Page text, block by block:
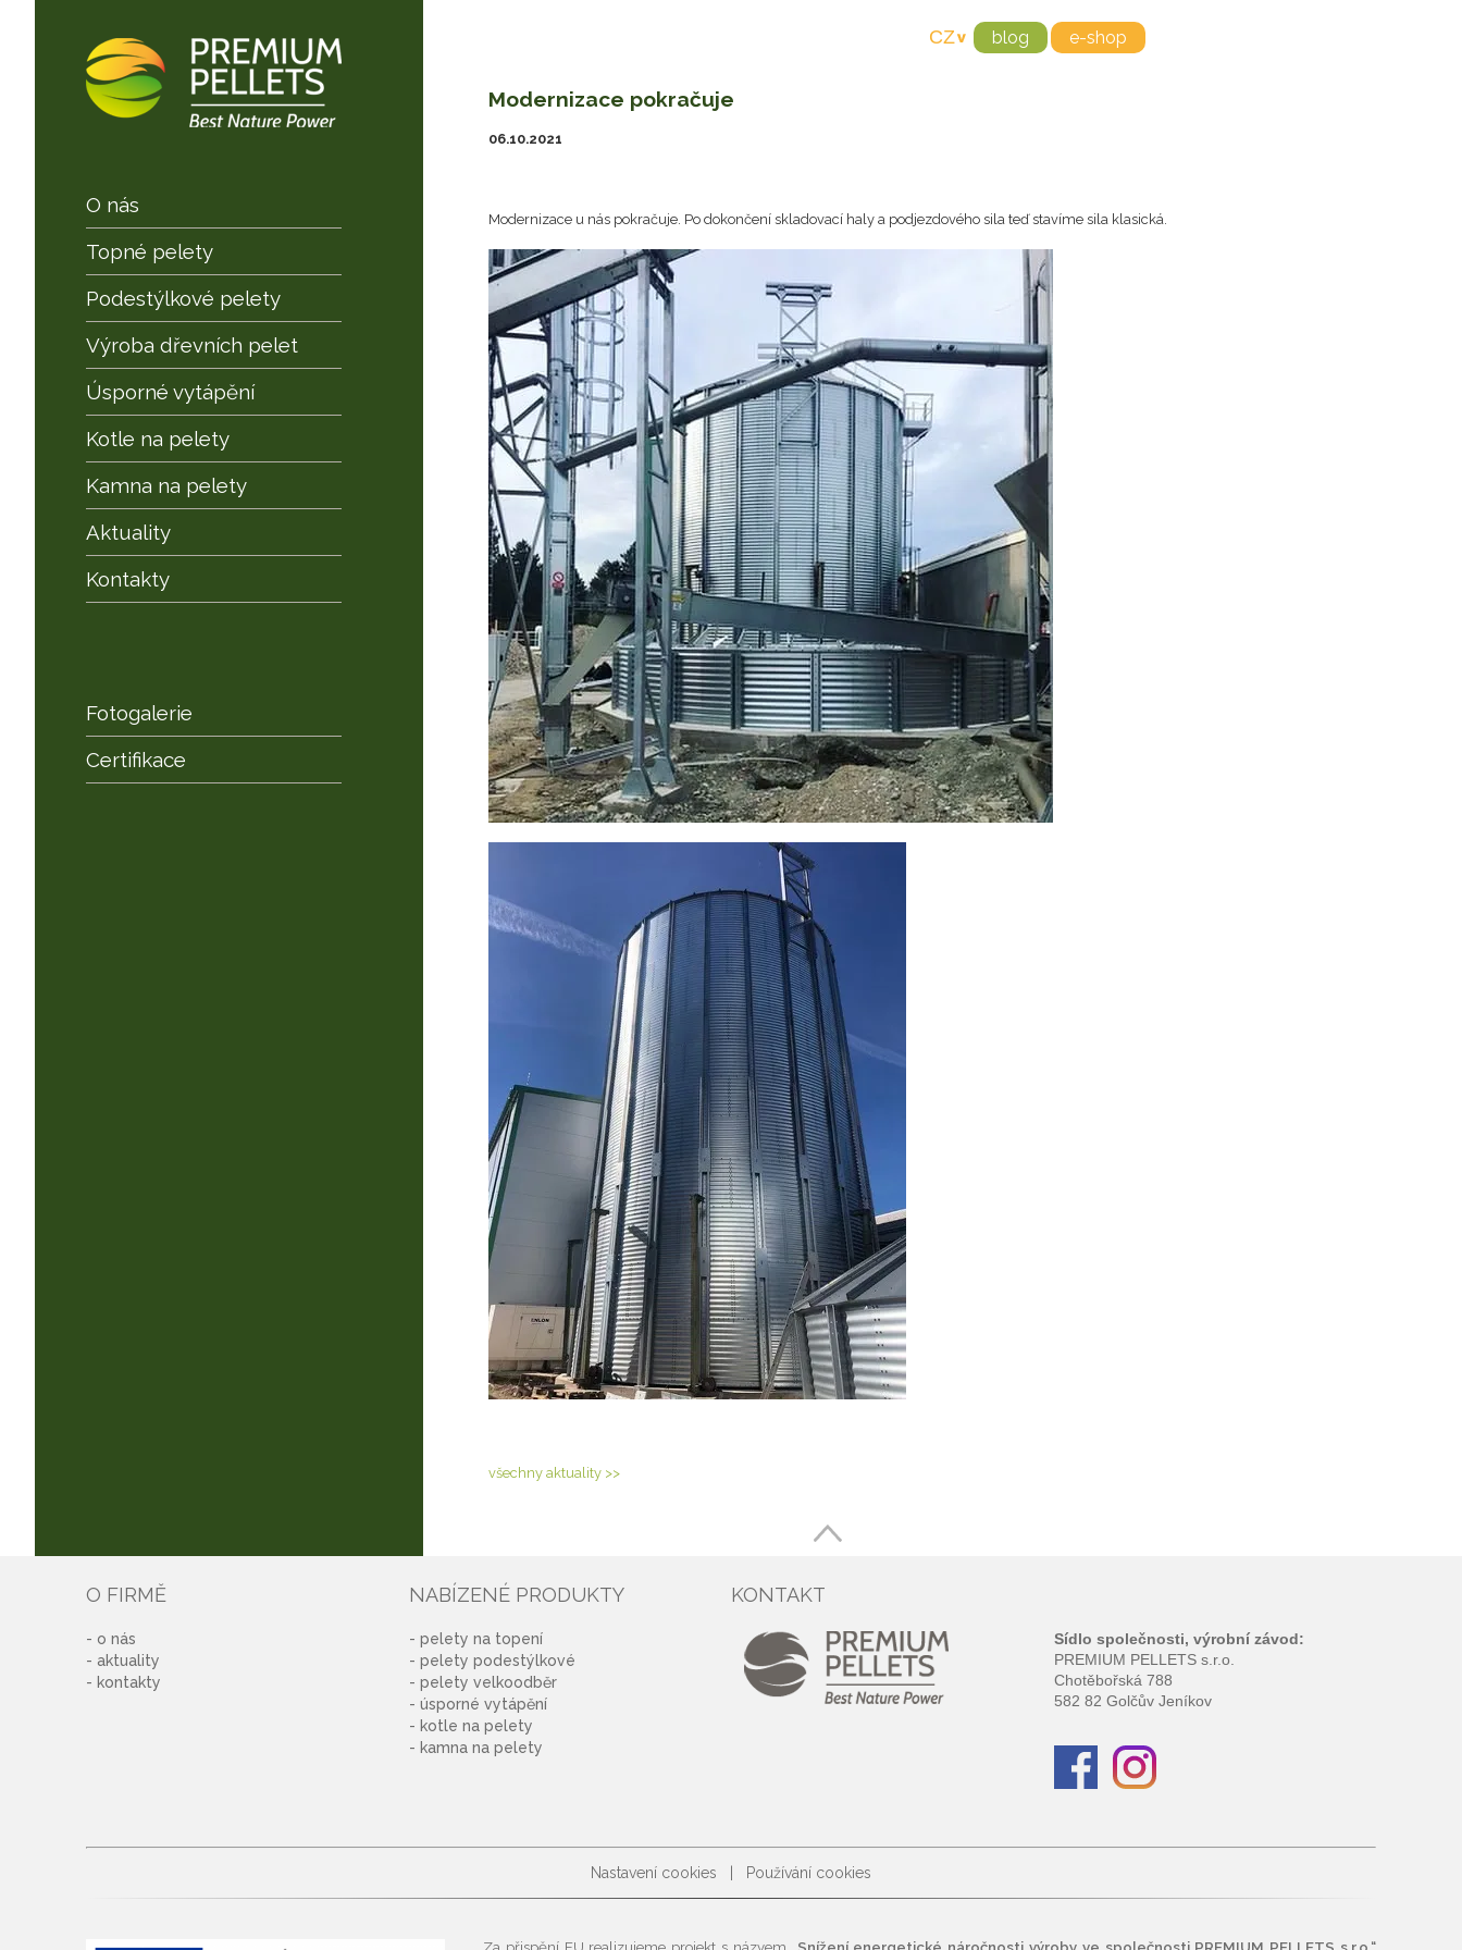
O nás
Topné pelety
Podestýlkové pelety
Výroba dřevních pelet
Úsporné vytápění
Kotle na pelety
Kamna na pelety
Aktuality
Kontakty
Fotogalerie
Certifikace
blog e-shop
Modernizace pokračuje
06.10.2021
Modernizace u nás pokračuje. Po dokončení skladovací haly a podjezdového sila teď stavíme sila klasická.
všechny aktuality >>
O FIRMĚ
o nás
aktuality
kontakty
NABÍZENÉ PRODUKTY
pelety na topení
pelety podestýlkové
pelety velkoodběr
úsporné vytápění
kotle na pelety
kamna na pelety
KONTAKT
Sídlo společnosti, výrobní závod:
PREMIUM PELLETS s.r.o.
Chotěbořská 788
582 82 Golčův Jeníkov
Nastavení cookies Používání cookies